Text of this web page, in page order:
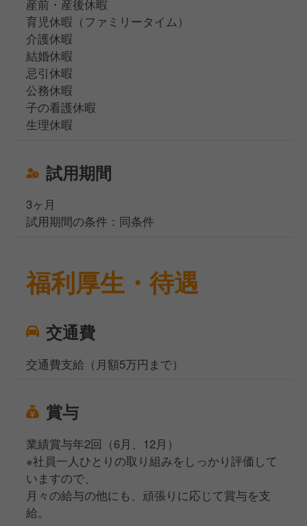
産前・産後休暇
育児休暇（ファミリータイム）
介護休暇
結婚休暇
忌引休暇
公務休暇
子の看護休暇
生理休暇
試用期間
3ヶ月
試用期間の条件：同条件
福利厚生・待遇
交通費
交通費支給（月額5万円まで）
賞与
業績賞与年2回（6月、12月）
※社員一人ひとりの取り組みをしっかり評価して
いますので、
月々の給与の他にも、頑張りに応じて賞与を支
給。